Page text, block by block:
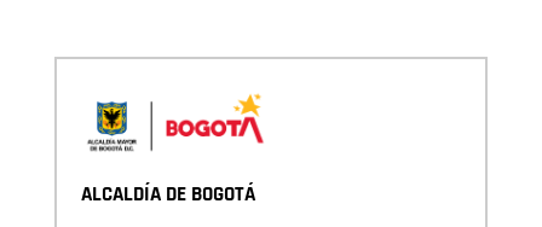
ALCALDÍA DE BOGOTÁ